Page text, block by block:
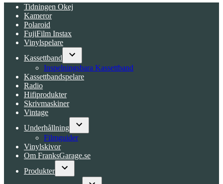
Tidningen Okej
Kameror
Polaroid
FujiFilm Instax
Vinylspelare
Kassettband
Open
dropdown
menu
Inspelningsbara Kassettband
Kassettbandspelare
Radio
Hifiprodukter
Skrivmaskiner
Vintage
Underhållning
Open
Filmguider
Vinylskivor
Om FranksGarage.se
Produkter
Open